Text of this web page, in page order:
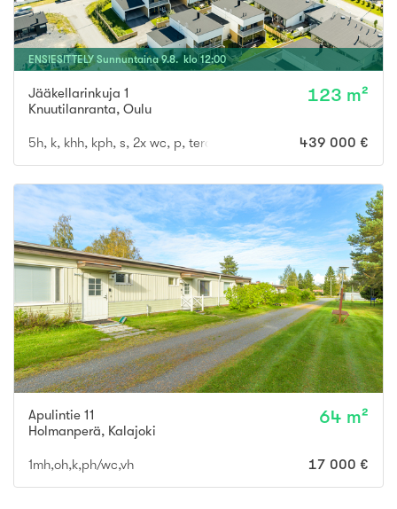
ENSIESITTELY Sunnuntaina 9.8. klo 12:00
Jääkellarinkuja 1
Knuutilanranta, Oulu
123 m²
5h, k, khh, kph, s, 2x wc, p, terassi 439 000 €
Apulintie 11
Holmanperä, Kalajoki
64 m²
1mh,oh,k,ph/wc,vh 17 000 €